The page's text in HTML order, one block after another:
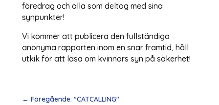
föredrag och alla som deltog med sina
synpunkter!
Vi kommer att publicera den fullständiga
anonyma rapporten inom en snar framtid, håll
utkik för att läsa om kvinnors syn på säkerhet!
← Föregående: "CATCALLING"